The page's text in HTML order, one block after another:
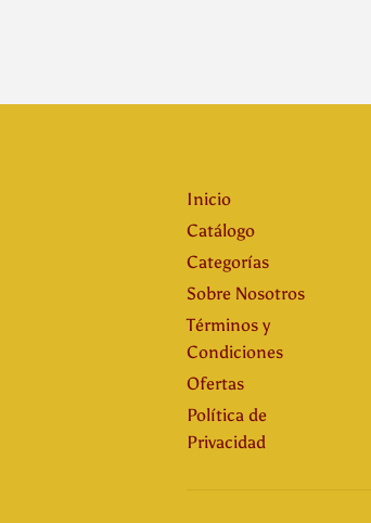
Inicio
Catálogo
Categorías
Sobre Nosotros
Términos y
Condiciones
Ofertas
Política de
Privacidad